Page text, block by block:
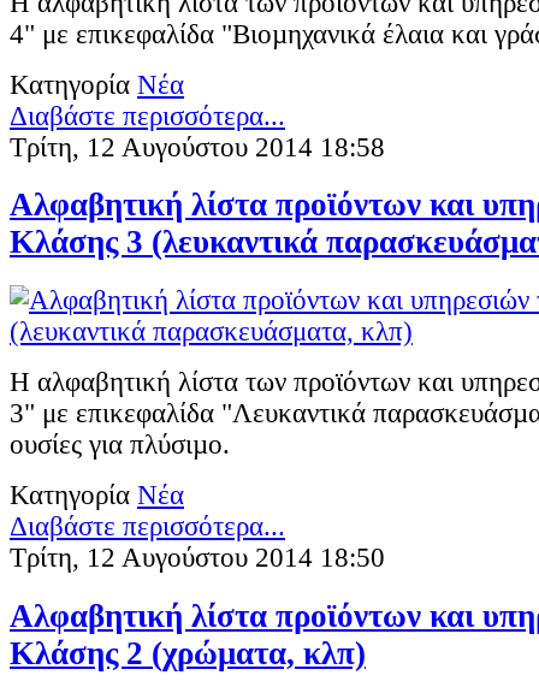
4" με επικεφαλίδα "Βιοµηχανικά έλαια και
Κατηγορία Νέα
Διαβάστε περισσότερα...
Τρίτη, 12 Αυγούστου 2014 18:58
Αλφαβητική λίστα προϊόντων και
Κλάσης 3 (λευκαντικά
Η αλφαβητική λίστα των προϊόντων και
3" με επικεφαλίδα "Λευκαντικά
ουσίες για πλύσιµο.
Κατηγορία Νέα
Διαβάστε περισσότερα...
Τρίτη, 12 Αυγούστου 2014 18:50
Αλφαβητική λίστα προϊόντων και
Κλάσης 2 (χρώματα, κλπ)